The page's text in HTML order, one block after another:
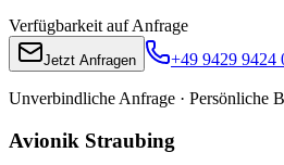
Verfügbarkeit auf Anfrage
Jetzt Anfragen +49 9429 9424
Unverbindliche Anfrage · Persönliche
Avionik Straubing